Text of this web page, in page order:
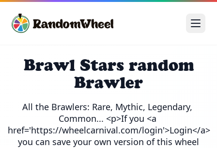
Brawl Stars random
Brawler
All the Brawlers: Rare, Mythic, Legendary,
Common... <p>If you <a
href='https://wheelcarnival.com/login'>Login</a>
you can save your own version of this wheel